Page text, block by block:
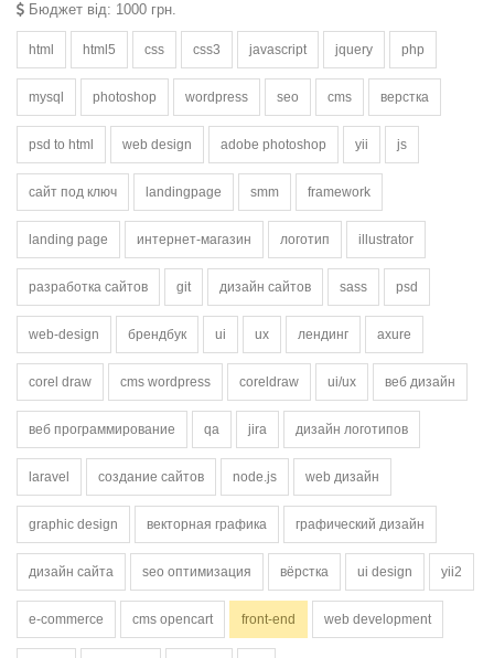
Бюджет від: 1000 грн.
html html5 css css3 javascript jquery php
mysql photoshop wordpress seo cms верстка
psd to html web design adobe photoshop yii js
сайт под ключ landingpage smm framework
landing page интернет-магазин логотип illustrator
разработка сайтов git дизайн сайтов sass psd
web-design брендбук ui ux лендинг axure
corel draw cms wordpress coreldraw ui/ux веб дизайн
веб программирование qa jira дизайн логотипов
laravel создание сайтов node.js web дизайн
graphic design векторная графика графический дизайн
дизайн сайта seo оптимизация вёрстка ui design yii2
e-commerce cms opencart front-end web development